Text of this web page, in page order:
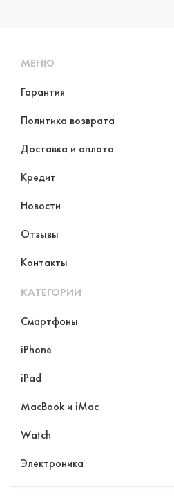
МЕНЮ
Гарантия
Политика возврата
Доставка и оплата
Кредит
Новости
Отзывы
Контакты
КАТЕГОРИИ
Смартфоны
iPhone
iPad
MacBook и iMac
Watch
Электроника